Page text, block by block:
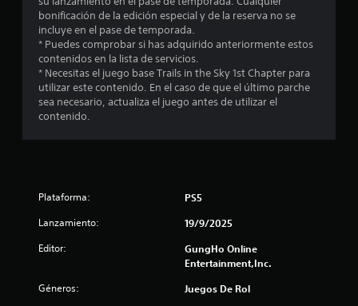
e
s
t
r
bonificación de la edición especial y de la reserva no se
incluye en el pase de temporada.
* Puedes comprobar si has adquirido anteriormente estos
contenidos en la lista de servicios.
* Necesitas el juego base Trails in the Sky 1st Chapter para
utilizar este contenido. En el caso de que el último parche
sea necesario, actualiza el juego antes de utilizar el
contenido.
Plataforma: PS5
Lanzamiento: 19/9/2025
Editor:
GungHo Online
Entertainment,Inc.
Géneros: Juegos De Rol